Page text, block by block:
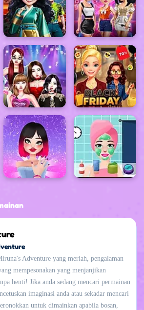
Adventure yang meriah, pengalaman
mempesonakan yang menjanjikan
henti! Jika anda sedang mencari permainan
imaginasi anda atau sekadar mencari
untuk dimainkan apabila bosan,